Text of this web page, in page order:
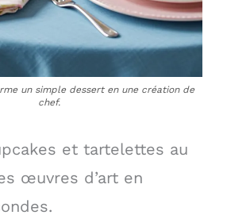
un simple dessert en une création de
chef.
et tartelettes au
œuvres d’art en